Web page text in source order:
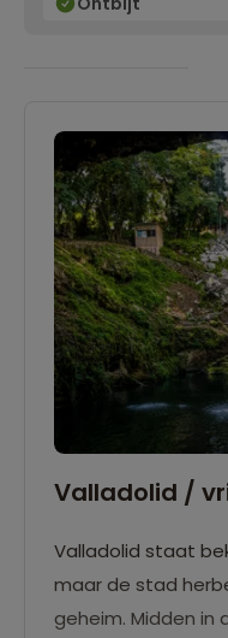
Valladolid /
Valladolid staat
maar de stad
geheim. Midden in